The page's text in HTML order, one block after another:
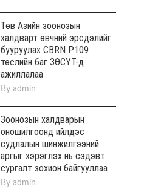
Төв Aзийн зоонозын
халдварт өвчний эрсдэлийг
бууруулах CBRN P109
төслийн баг ЗӨСҮТ-д
ажиллалаа
By admin
Зоонозын халдварын
оношилгоонд ийлдэс
судлалын шинжилгээний
аргыг хэрэглэх нь сэдэвт
сургалт зохион байгууллаа
By admin